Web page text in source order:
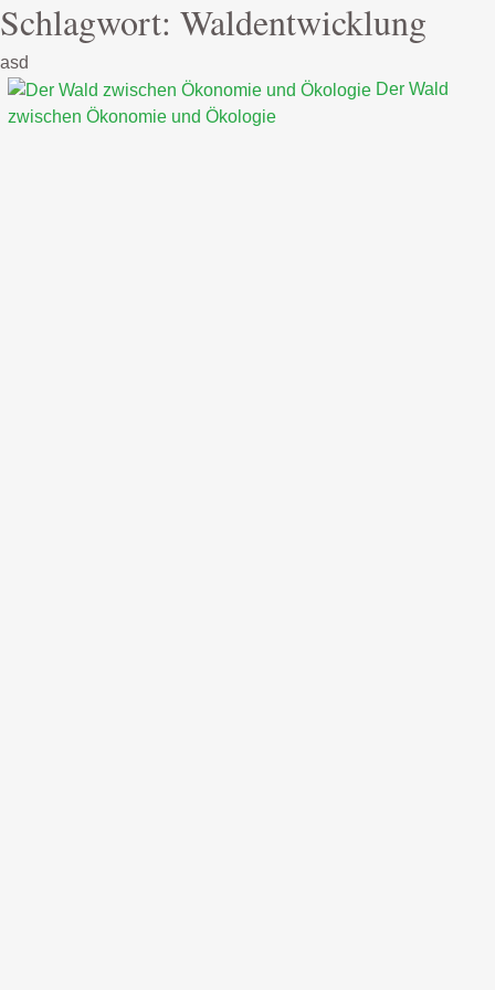
Schlagwort: Waldentwicklung
asd
Der Wald
zwischen Ökonomie und Ökologie